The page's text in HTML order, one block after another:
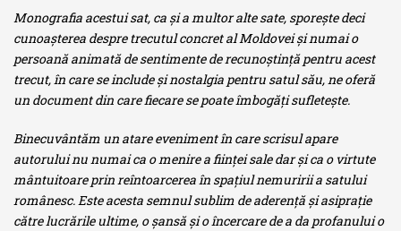
Monografia acestui sat, ca şi a multor alte sate, sporeşte deci
cunoaşterea despre trecutul concret al Moldovei şi numai o
persoană animată de sentimente de recunoştinţă pentru acest
trecut, în care se include şi nostalgia pentru satul său, ne oferă
un document din care fiecare se poate îmbogăţi sufleteşte.
Binecuvântăm un atare eveniment în care scrisul apare
autorului nu numai ca o menire a fiinţei sale dar şi ca o virtute
mântuitoare prin reîntoarcerea în spaţiul nemuririi a satului
românesc. Este acesta semnul sublim de aderenţă şi asipraţie
către lucrările ultime, o şansă şi o încercare de a da profanului o